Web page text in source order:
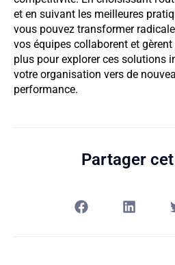
et en suivant les meilleures
vous pouvez transformer
vos équipes collaborent et gèrent
plus pour explorer ces solutions
votre organisation vers de
performance.
Partager